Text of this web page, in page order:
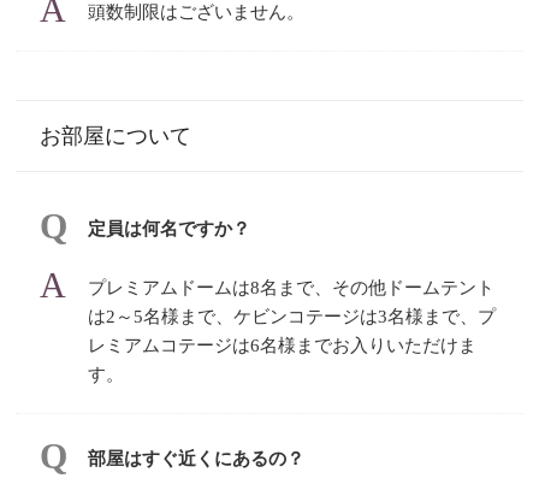
頭数制限はございません。
お部屋について
定員は何名ですか？
プレミアムドームは8名まで、その他ドームテント
は2～5名様まで、ケビンコテージは3名様まで、プ
レミアムコテージは6名様までお入りいただけま
す。
部屋はすぐ近くにあるの？